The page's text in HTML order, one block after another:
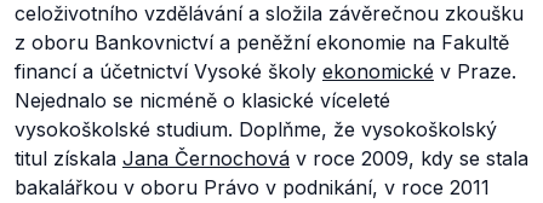
celoživotního vzdělávání a složila závěrečnou zkoušku
z oboru Bankovnictví a peněžní ekonomie na Fakultě
financí a účetnictví Vysoké školy ekonomické v Praze.
Nejednalo se nicméně o klasické víceleté
vysokoškolské studium. Doplňme, že vysokoškolský
titul získala Jana Černochová v roce 2009, kdy se stala
bakalářkou v oboru Právo v podnikání, v roce 2011